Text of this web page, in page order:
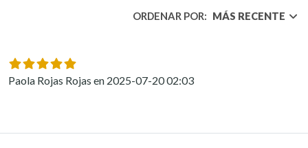
ORDENAR POR: MÁS RECENTE
Paola Rojas Rojas en 2025-07-20 02:03